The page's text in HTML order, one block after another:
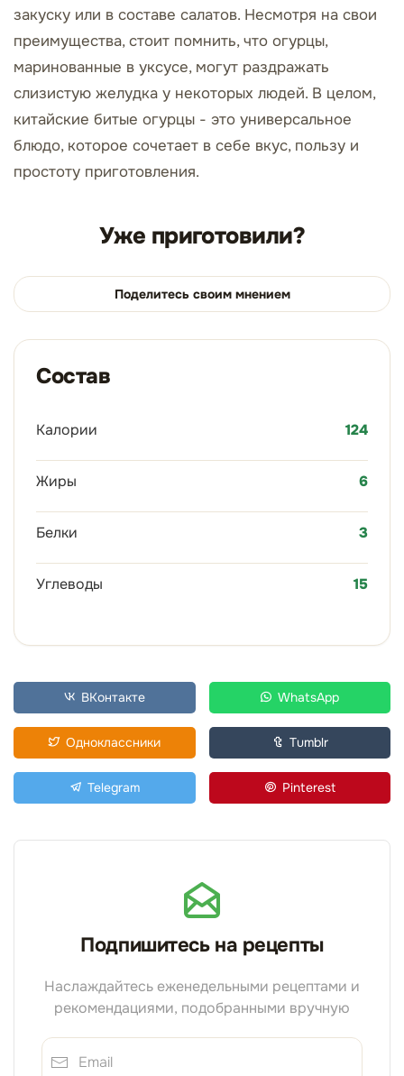
закуску или в составе салатов. Несмотря на свои
преимущества, стоит помнить, что огурцы,
маринованные в уксусе, могут раздражать
слизистую желудка у некоторых людей. В целом,
китайские битые огурцы - это универсальное
блюдо, которое сочетает в себе вкус, пользу и
простоту приготовления.
Уже приготовили?
Поделитесь своим мнением
Состав
Калории 124
Жиры 6
Белки 3
Углеводы 15
ВКонтакте WhatsApp
Одноклассники Tumblr
Telegram Pinterest
Подпишитесь на рецепты
Наслаждайтесь еженедельными рецептами и
рекомендациями, подобранными вручную